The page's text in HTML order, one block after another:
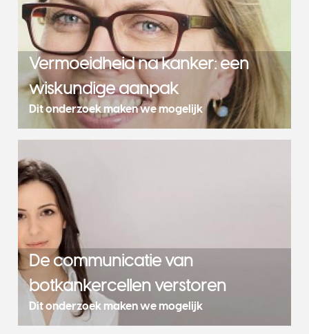
Vermoeidheid na kanker: een
wiskundige aanpak
Dit onderzoek maken we mogelijk
De communicatie van
botkankercellen verstoren
Dit onderzoek maken we mogelijk